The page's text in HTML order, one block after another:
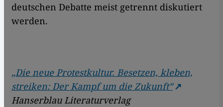
deutschen Debatte meist getrennt diskutiert
werden.​​
„Die neue Protestkultur. Besetzen, kleben,
streiken: Der Kampf um die Zukunft”
Hanserblau Literaturverlag